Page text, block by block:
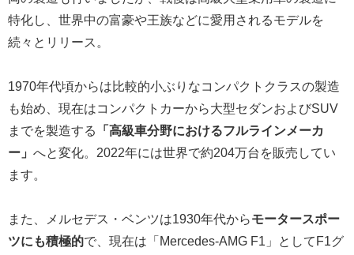
特化し、世界中の富豪や王族などに愛用されるモデルを
続々とリリース。
1970年代頃からは比較的小ぶりなコンパクトクラスの製造
も始め、現在はコンパクトカーから大型セダンおよびSUV
までを製造する
「高級車分野におけるフルラインメーカ
ー」 へと変化。2022年には世界で約204万台を販売してい
ます。
また、メルセデス・ベンツは1930年代からモータースポー
ツにも積極的で、現在は「Mercedes-AMG F1」としてF1グ